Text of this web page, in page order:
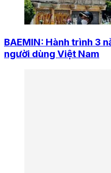
BAEMIN: Hành trình 3
người dùng Việt Nam